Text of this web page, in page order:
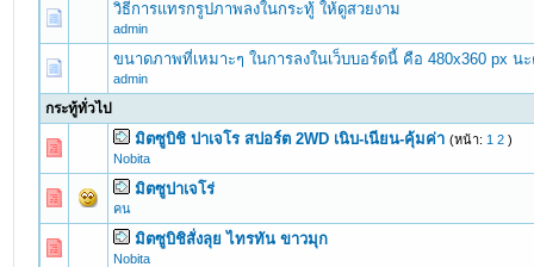
วิธีการแทรกรูปภาพลงในกระทู้ ให้ดูสวยงาม
admin
ขนาดภาพที่เหมาะๆ ในการลงในเว็บบอร์ดนี้ คือ 480x360 px น
admin
กระทู้ทั่วไป
มิตซูบิชิ ปาเจโร สปอร์ต 2WD เนิบ-เนียน-คุ้มค่า (หน้า: 1 2 )
Nobita
0 Vote(s) - 0 out of 5 in Average
1 2345
มิตซูปาเจโร่
คน
0 Vote(s) - 0 out of 5 in Average
มิตซูบิชิสั่งลุย ไทรทัน ขาวมุก
Nobita
0 Vote(s) - 0 out of 5 in Average
12 345